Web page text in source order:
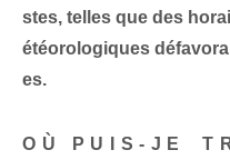
stes, telles que des
étéorologiques
es.
OÙ PUIS-JE